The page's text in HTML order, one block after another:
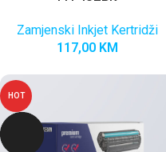
Zamjenski Inkjet Kertridži
117,00 KM
HOT